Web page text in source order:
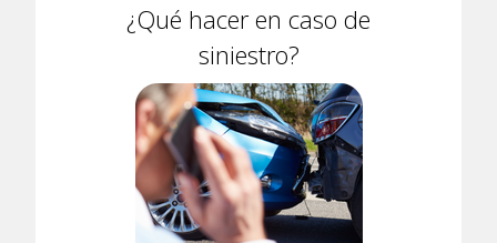
¿Qué hacer en caso de
siniestro?